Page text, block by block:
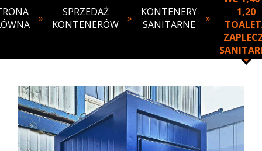
»
SPRZEDAŻ
KONTENERÓW
»
KONTENERY
SANITARNE
»
1,20